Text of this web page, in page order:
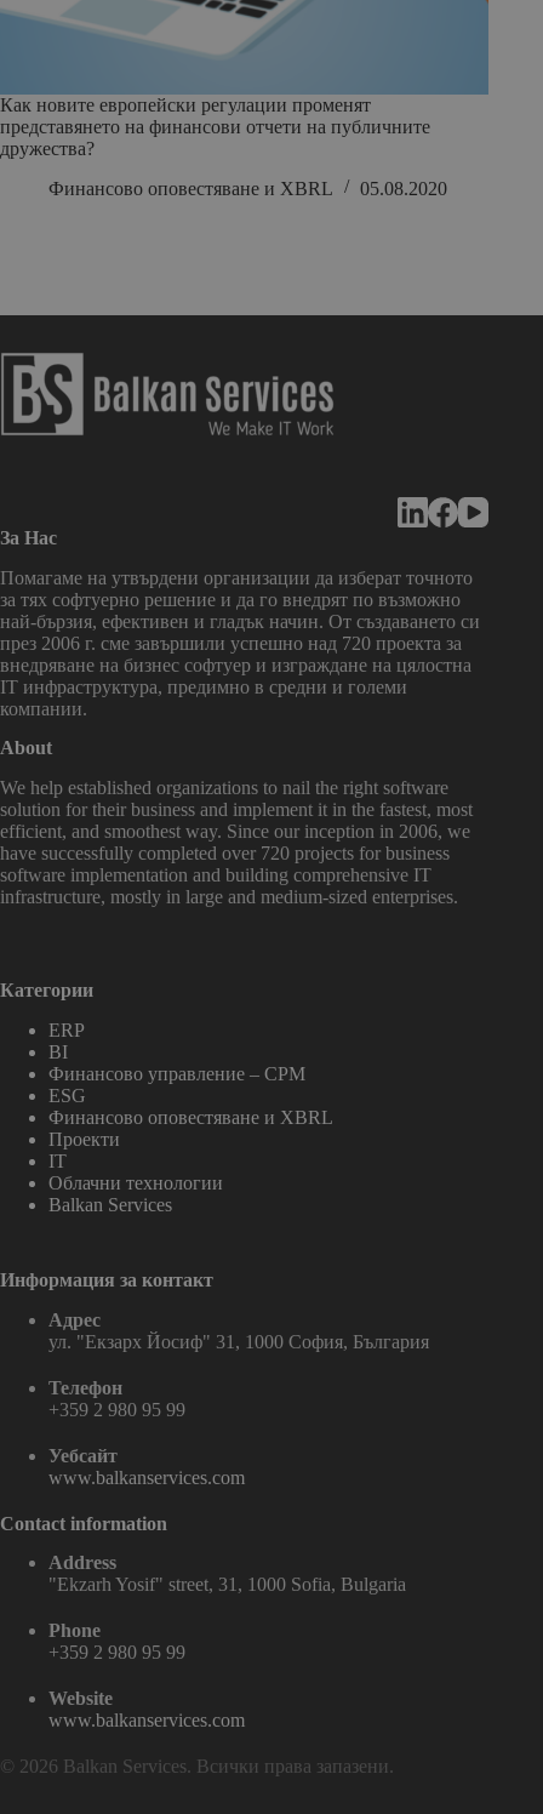
Как новите европейски регулации променят
представянето на финансови отчети на публичните
дружества?
Финансово оповестяване и XBRL
05.08.2020
За Нас
Помагаме на утвърдени организации да изберат точното
за тях софтуерно решение и да го внедрят по възможно
най-бързия, ефективен и гладък начин. От създаването си
през 2006 г. сме завършили успешно над 720 проекта за
внедряване на бизнес софтуер и изграждане на цялостна
IT инфраструктура, предимно в средни и големи
компании.
About
We help established organizations to nail the right software
solution for their business and implement it in the fastest, most
efficient, and smoothest way. Since our inception in 2006, we
have successfully completed over 720 projects for business
software implementation and building comprehensive IT
infrastructure, mostly in large and medium-sized enterprises.
Категории
ERP
BI
Финансово управление – CPM
ESG
Финансово оповестяване и XBRL
Проекти
IT
Облачни технологии
Balkan Services
Информация за контакт
Адрес
ул. "Екзарх Йосиф" 31, 1000 София, България
Телефон
+359 2 980 95 99
Уебсайт
www.balkanservices.com
Contact information
Address
"Ekzarh Yosif" street, 31, 1000 Sofia, Bulgaria
Phone
+359 2 980 95 99
Website
www.balkanservices.com
© 2026 Balkan Services. Всички права запазени.